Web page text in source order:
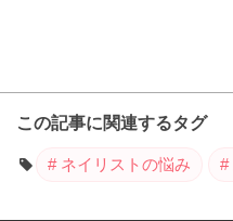
この記事に関連するタグ
ネイリストの悩み